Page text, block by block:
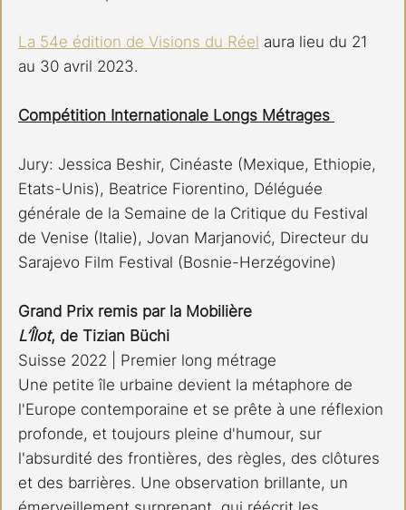
La 54e édition de Visions du Réel aura lieu du 21
au 30 avril 2023.
Compétition Internationale Longs Métrages
Jury: Jessica Beshir, Cinéaste (Mexique, Ethiopie,
Etats-Unis), Beatrice Fiorentino, Déléguée
générale de la Semaine de la Critique du Festival
de Venise (Italie), Jovan Marjanović, Directeur du
Sarajevo Film Festival (Bosnie-Herzégovine)
Grand Prix remis par la Mobilière
L’Îlot, de Tizian Büchi
Suisse 2022 | Premier long métrage
Une petite île urbaine devient la métaphore de
l'Europe contemporaine et se prête à une réflexion
profonde, et toujours pleine d'humour, sur
l'absurdité des frontières, des règles, des clôtures
et des barrières. Une observation brillante, un